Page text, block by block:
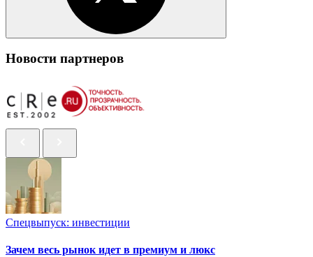
Новости партнеров
Спецвыпуск: инвестиции
Зачем весь рынок идет в премиум и люкс